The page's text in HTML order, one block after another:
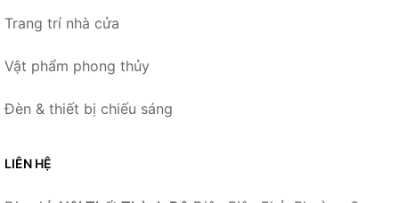
Trang trí nhà cửa
Vật phẩm phong thủy
Đèn & thiết bị chiếu sáng
LIÊN HỆ